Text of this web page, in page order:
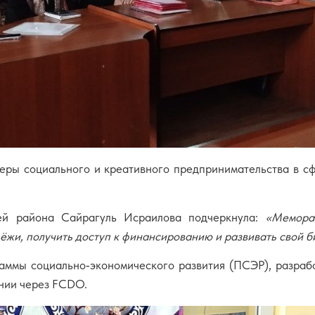
социального и креативного предпринимательства в
района Сайрагуль Исраилова подчеркнула:
получить доступ к финансированию и развивать свой
социально‑экономического развития (ПСЭР),
через FCDO.